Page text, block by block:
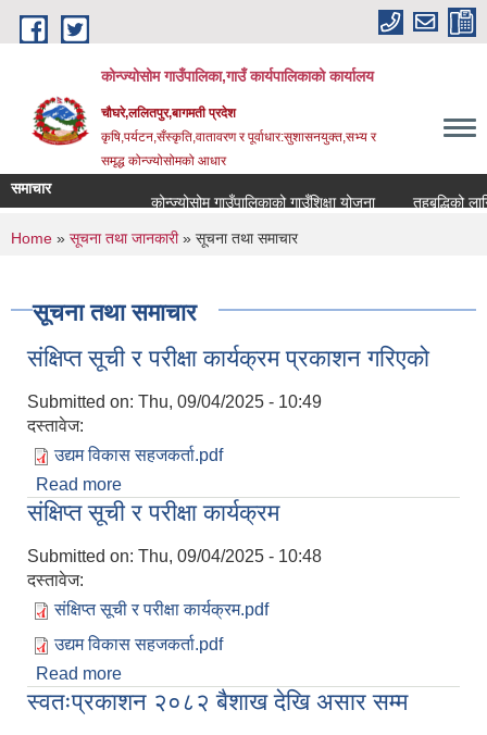
Skip to main content
कोन्ज्योसोम गाउँपालिका,गाउँ कार्यपालिकाको कार्यालय
चौघरे,ललितपुर,बागमती प्रदेश
कृषि,पर्यटन,सँस्कृति,वातावरण र पूर्वाधार:सुशासनयुक्त,सभ्य र
समृद्ध कोन्ज्योसोमको आधार
समाचार
कोन्ज्योसोम गाउँपालिकाको गाउँशिक्षा योजना
तहबृद्धिको
You are here
Home » सूचना तथा जानकारी» सूचना तथा समाचार
सूचना तथा समाचार
संक्षिप्त सूची र परीक्षा कार्यक्रम प्रकाशन गरिएको
Submitted on: Thu, 09/04/2025 - 10:49
दस्तावेज:
उद्यम विकास सहजकर्ता.pdf
Read more
संक्षिप्त सूची र परीक्षा कार्यक्रम
Submitted on: Thu, 09/04/2025 - 10:48
दस्तावेज:
संक्षिप्त सूची र परीक्षा कार्यक्रम.pdf
उद्यम विकास सहजकर्ता.pdf
Read more
स्वतःप्रकाशन २०८२ बैशाख देखि असार सम्म